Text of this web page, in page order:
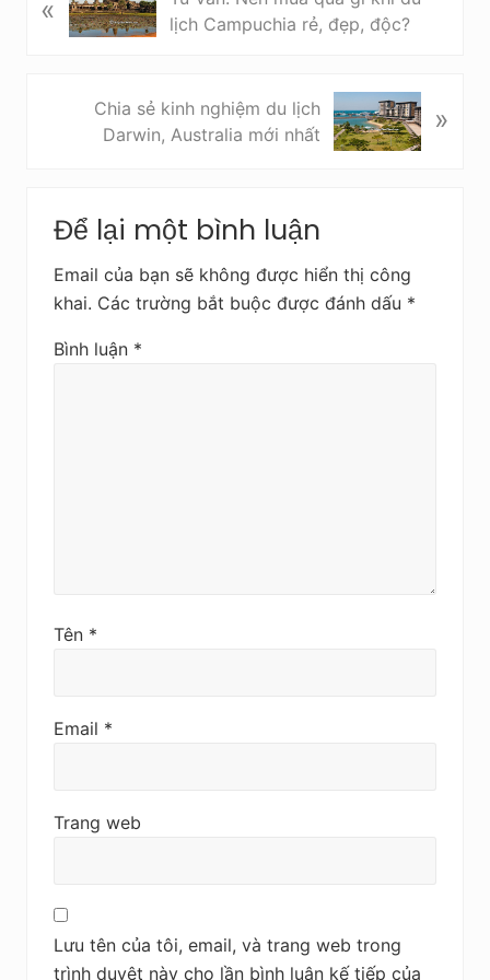
à
ư
«
lịch Campuchia rẻ, đẹp, độc?
Chia sẻ kinh nghiệm du lịch
Darwin, Australia mới nhất
»
Reader
Interactions
Để lại một bình luận
Email của bạn sẽ không được hiển thị công
khai. Các trường bắt buộc được đánh dấu *
Bình luận *
Tên *
Email *
Trang web
Lưu tên của tôi, email, và trang web trong
trình duyệt này cho lần bình luận kế tiếp của